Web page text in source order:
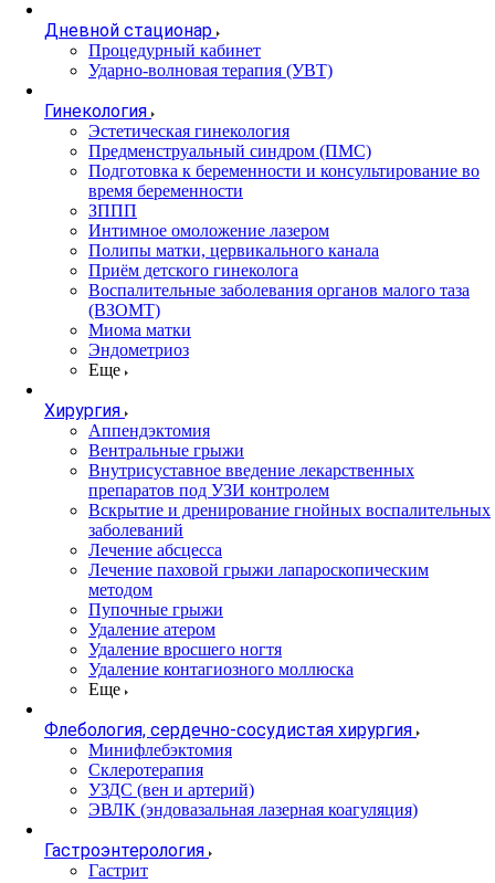
Дневной стационар
Процедурный кабинет
Ударно-волновая терапия (УВТ)
Гинекология
Эстетическая гинекология
Предменструальный синдром (ПМС)
Подготовка к беременности и консультирование во
время беременности
ЗППП
Интимное омоложение лазером
Полипы матки, цервикального канала
Приём детского гинеколога
Воспалительные заболевания органов малого таза
(ВЗОМТ)
Миома матки
Эндометриоз
Еще
Хирургия
Аппендэктомия
Вентральные грыжи
Внутрисуставное введение лекарственных
препаратов под УЗИ контролем
Вскрытие и дренирование гнойных воспалительных
заболеваний
Лечение абсцесса
Лечение паховой грыжи лапароскопическим
методом
Пупочные грыжи
Удаление атером
Удаление вросшего ногтя
Удаление контагиозного моллюска
Еще
Флебология, сердечно-сосудистая хирургия
Минифлебэктомия
Склеротерапия
УЗДС (вен и артерий)
ЭВЛК (эндовазальная лазерная коагуляция)
Гастроэнтерология
Гастрит